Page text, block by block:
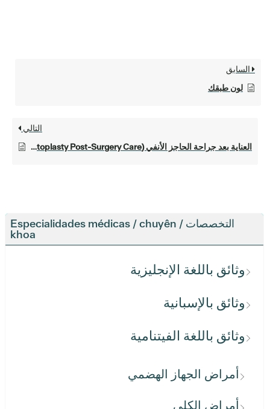
التخصصات / Especialidades médicas / chuyên
khoa
وثائق باللغة الإنجليزية
وثائق بالإسبانية
وثائق باللغة الفيتنامية
أمراض الجهاز الهضمي
أمراض الكلى
السابق
لون طبقك
التالي
العناية بعد جراحة الحاجز الأنفي (Septoplasty Post-Surgery Care)